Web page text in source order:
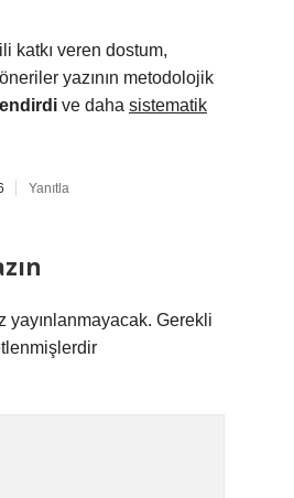
katkı veren dostum,
yazının metodolojik
ve daha sistematik
Yanıtla
yayınlanmayacak. Gerekli